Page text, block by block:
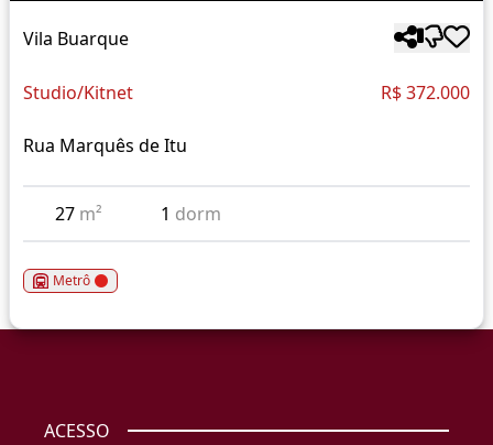
Vila Buarque
Studio/Kitnet R$ 372.000
Rua Marquês de Itu
27 m² 1 dorm
Metrô
ACESSO